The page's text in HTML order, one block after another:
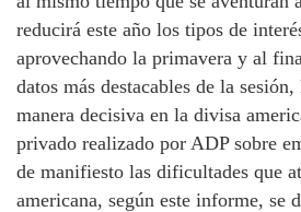
reducirá este año los tipos de
aprovechando la primavera y al
datos más destacables de la
manera decisiva en la divisa
privado realizado por ADP sobre
de manifiesto las dificultades que
americana, según este informe, se